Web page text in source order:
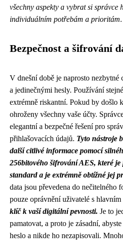
všechny aspekty a vybrat si správce
individuálním potřebám a prioritám.
Bezpečnost a šifrování
V dnešní době je naprosto
a jedinečnými hesly. Používání
extrémně riskantní. Pokud by došlo
ohroženy všechny vaše účty.
elegantní a bezpečné řešení pro
přihlašovacích údajů. Tyto nástroje
další citlivé informace pomocí
256bitového šifrování AES, které je
standard a je extrémně obtížné jej
data jsou převedena do nečitelného
pouze oprávnění uživatelé s hlavním
klíč k vaší digitální pevnosti. Je to
pamatovat, a proto je zásadní,
heslo a nikde ho nezapisovali.